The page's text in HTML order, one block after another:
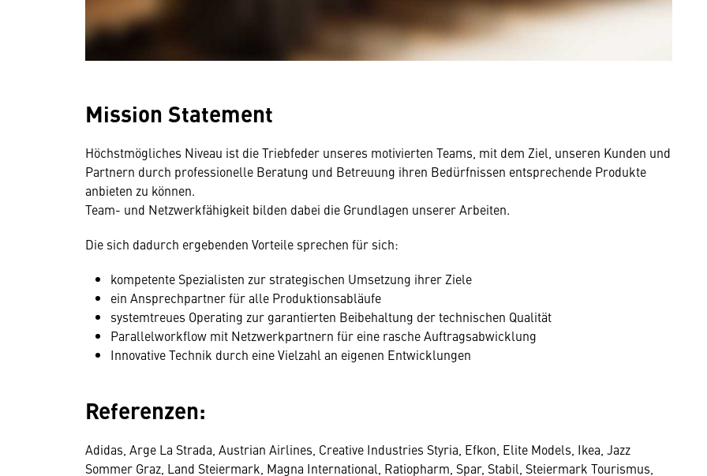
Mission Statement
Höchstmögliches Niveau ist die Triebfeder unseres motivierten Teams, mit dem Ziel, unseren Kunden und
Partnern durch professionelle Beratung und Betreuung ihren Bedürfnissen entsprechende Produkte
anbieten zu können.
Team- und Netzwerkfähigkeit bilden dabei die Grundlagen unserer Arbeiten.
Die sich dadurch ergebenden Vorteile sprechen für sich:
kompetente Spezialisten zur strategischen Umsetzung ihrer Ziele
ein Ansprechpartner für alle Produktionsabläufe
systemtreues Operating zur garantierten Beibehaltung der technischen Qualität
Parallelworkflow mit Netzwerkpartnern für eine rasche Auftragsabwicklung
Innovative Technik durch eine Vielzahl an eigenen Entwicklungen
Referenzen:
Adidas, Arge La Strada, Austrian Airlines, Creative Industries Styria, Efkon, Elite Models, Ikea, Jazz
Sommer Graz, Land Steiermark, Magna International, Ratiopharm, Spar, Stabil, Steiermark Tourismus,